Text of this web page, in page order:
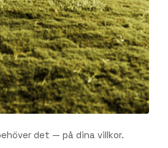
det — på dina villkor.